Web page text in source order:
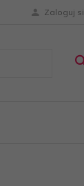
Zaloguj